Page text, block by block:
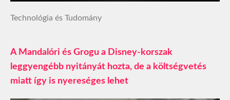
Technológia és Tudomány
A Mandalóri és Grogu a Disney-korszak
leggyengébb nyitányát hozta, de a költségvetés
miatt így is nyereséges lehet